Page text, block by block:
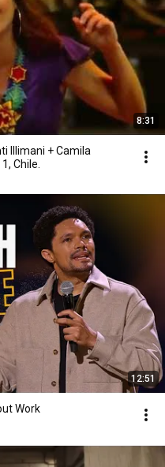
8:31
Illimani + Camila
Chile.
12:51
Work